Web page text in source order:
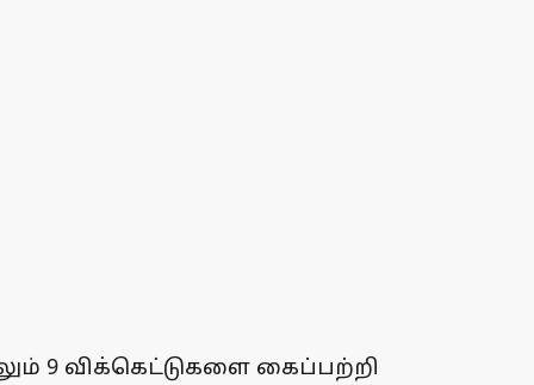
9 விக்கெட்டுகளை கைப்பற்றி